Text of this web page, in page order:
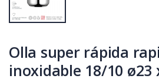
Olla super rápida
inoxidable 18/10 ø23